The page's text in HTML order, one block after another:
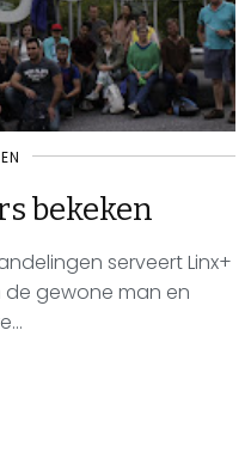
bekeken
serveert Linx+
gewone man en